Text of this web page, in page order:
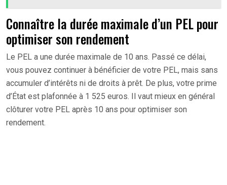
Connaître la durée maximale d’un PEL pour
optimiser son rendement
Le PEL a une durée maximale de 10 ans. Passé ce délai,
vous pouvez continuer à bénéficier de votre PEL, mais sans
accumuler d’intérêts ni de droits à prêt. De plus, votre prime
d’État est plafonnée à 1 525 euros. Il vaut mieux en général
clôturer votre PEL après 10 ans pour optimiser son
rendement.